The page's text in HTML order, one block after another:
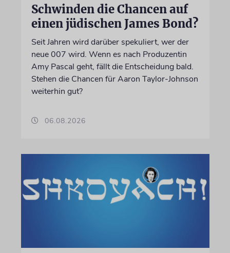
Schwinden die Chancen auf
einen jüdischen James Bond?
Seit Jahren wird darüber spekuliert, wer der
neue 007 wird. Wenn es nach Produzentin
Amy Pascal geht, fällt die Entscheidung bald.
Stehen die Chancen für Aaron Taylor-Johnson
weiterhin gut?
06.08.2026